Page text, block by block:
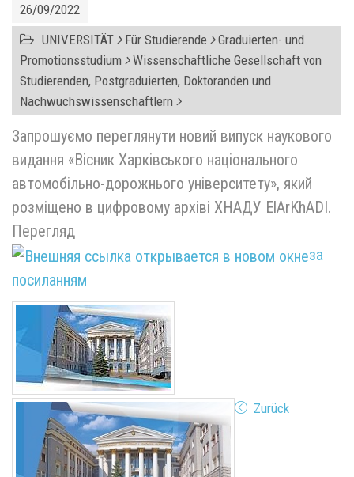
26/09/2022
UNIVERSITÄT Für Studierende Graduierten- und
Promotionsstudium Wissenschaftliche Gesellschaft von
Studierenden, Postgraduierten, Doktoranden und
Nachwuchswissenschaftlern
Запрошуємо переглянути новий випуск наукового
видання «Вісник Харківського національного
автомобільно-дорожнього університету», який
розміщено в цифровому архіві ХНАДУ ElArKhADI.
Перегляд
за
посиланням
Zurück